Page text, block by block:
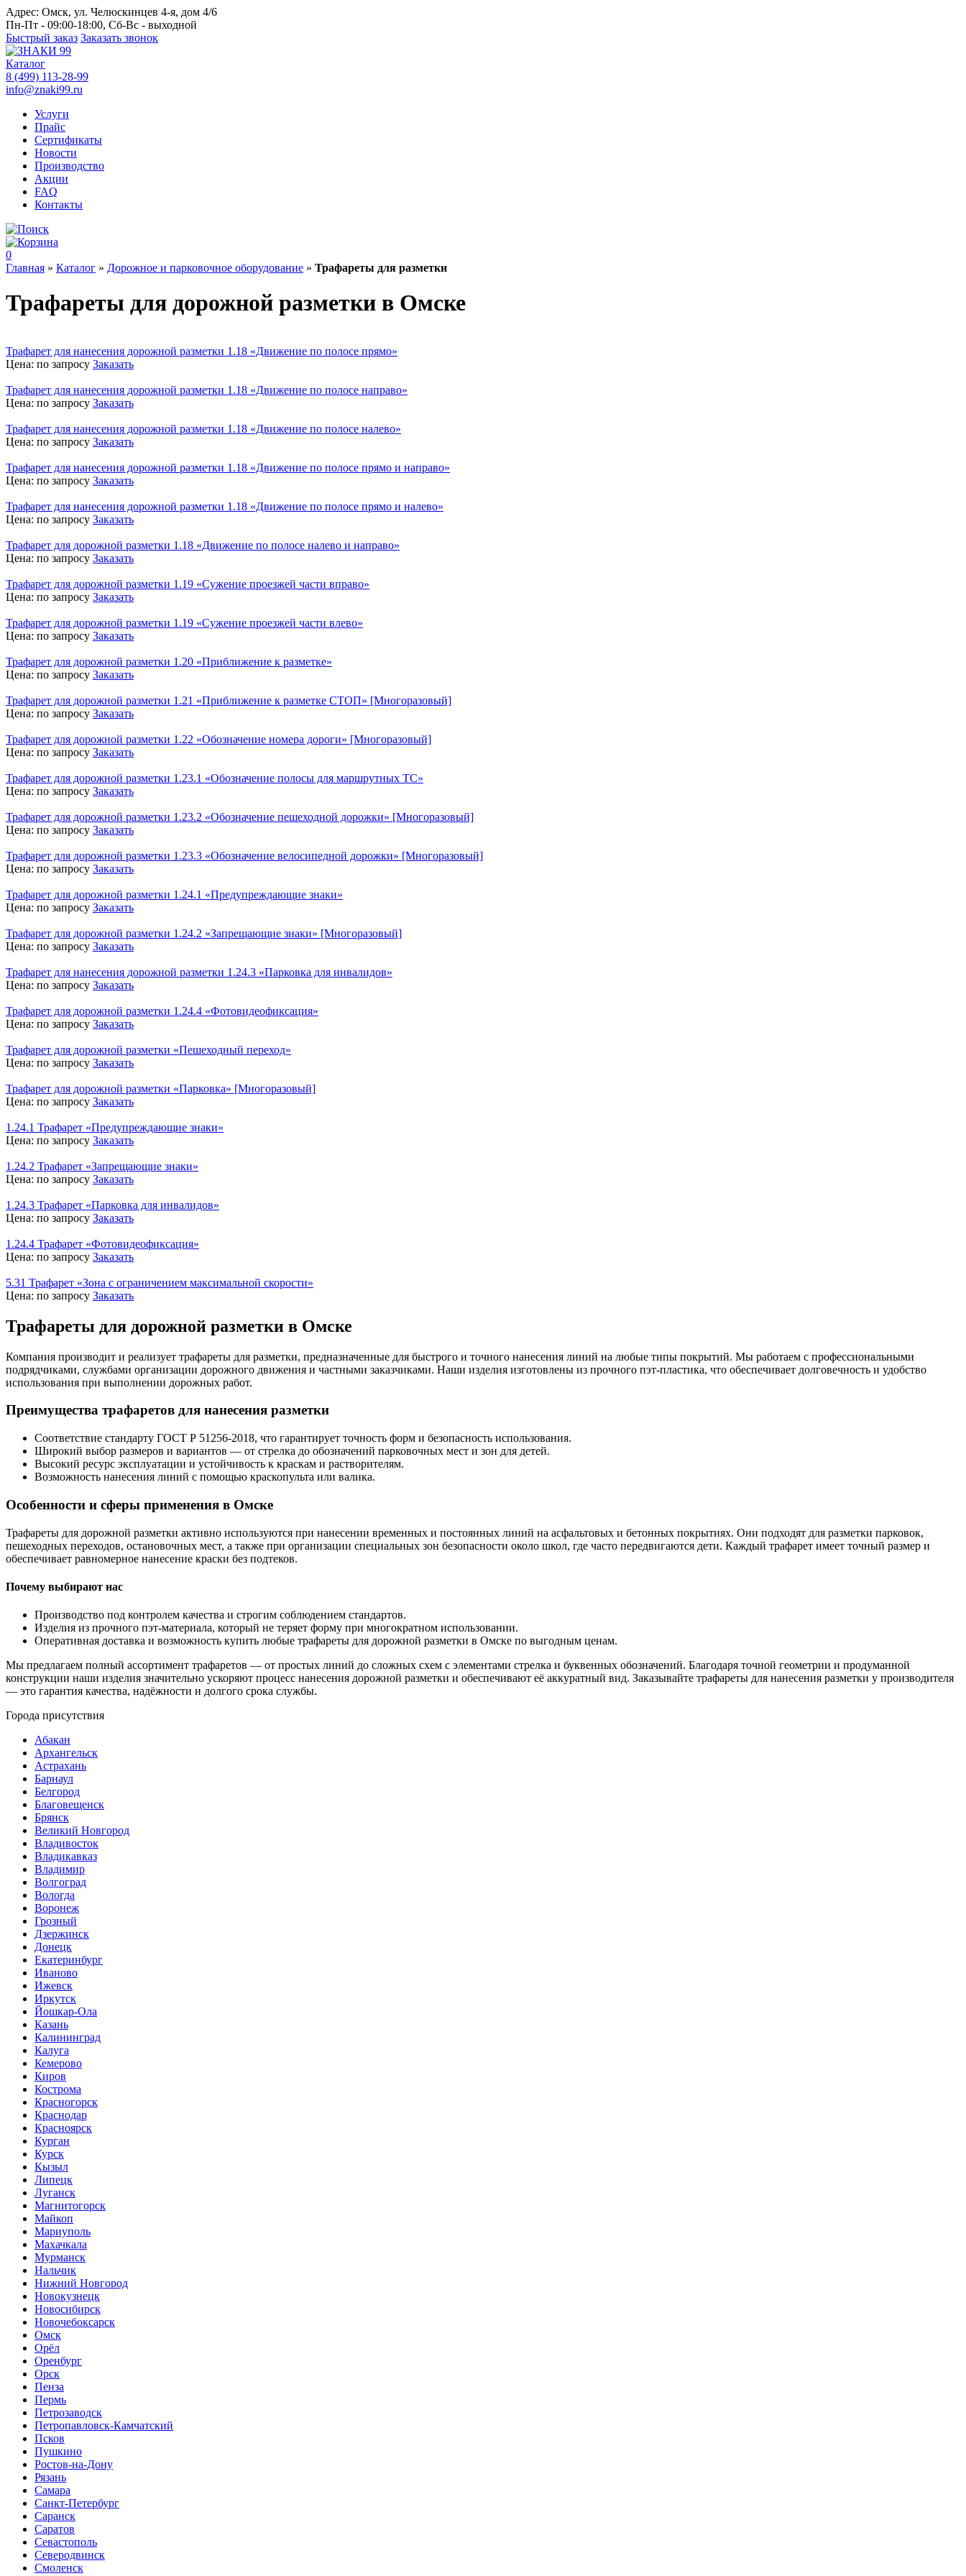
Адрес: Омск, ул. Челюскинцев 4-я, дом 4/6
Пн-Пт - 09:00-18:00, Сб-Вс - выходной
Быстрый заказ Заказать звонок
Каталог
8 (499) 113-28-99
info@znaki99.ru
Услуги
Прайс
Сертификаты
Новости
Производство
Акции
FAQ
Контакты
0
Главная » Каталог » Дорожное и парковочное оборудование » Трафареты для разметки
Трафареты для дорожной разметки в Омске
Трафарет для нанесения дорожной разметки 1.18 «Движение по полосе прямо»
Цена: по запросу Заказать
Трафарет для нанесения дорожной разметки 1.18 «Движение по полосе направо»
Цена: по запросу Заказать
Трафарет для нанесения дорожной разметки 1.18 «Движение по полосе налево»
Цена: по запросу Заказать
Трафарет для нанесения дорожной разметки 1.18 «Движение по полосе прямо и направо»
Цена: по запросу Заказать
Трафарет для нанесения дорожной разметки 1.18 «Движение по полосе прямо и налево»
Цена: по запросу Заказать
Трафарет для дорожной разметки 1.18 «Движение по полосе налево и направо»
Цена: по запросу Заказать
Трафарет для дорожной разметки 1.19 «Сужение проезжей части вправо»
Цена: по запросу Заказать
Трафарет для дорожной разметки 1.19 «Сужение проезжей части влево»
Цена: по запросу Заказать
Трафарет для дорожной разметки 1.20 «Приближение к разметке»
Цена: по запросу Заказать
Трафарет для дорожной разметки 1.21 «Приближение к разметке СТОП» [Многоразовый]
Цена: по запросу Заказать
Трафарет для дорожной разметки 1.22 «Обозначение номера дороги» [Многоразовый]
Цена: по запросу Заказать
Трафарет для дорожной разметки 1.23.1 «Обозначение полосы для маршрутных ТС»
Цена: по запросу Заказать
Трафарет для дорожной разметки 1.23.2 «Обозначение пешеходной дорожки» [Многоразовый]
Цена: по запросу Заказать
Трафарет для дорожной разметки 1.23.3 «Обозначение велосипедной дорожки» [Многоразовый]
Цена: по запросу Заказать
Трафарет для дорожной разметки 1.24.1 «Предупреждающие знаки»
Цена: по запросу Заказать
Трафарет для дорожной разметки 1.24.2 «Запрещающие знаки» [Многоразовый]
Цена: по запросу Заказать
Трафарет для нанесения дорожной разметки 1.24.3 «Парковка для инвалидов»
Цена: по запросу Заказать
Трафарет для дорожной разметки 1.24.4 «Фотовидеофиксация»
Цена: по запросу Заказать
Трафарет для дорожной разметки «Пешеходный переход»
Цена: по запросу Заказать
Трафарет для дорожной разметки «Парковка» [Многоразовый]
Цена: по запросу Заказать
1.24.1 Трафарет «Предупреждающие знаки»
Цена: по запросу Заказать
1.24.2 Трафарет «Запрещающие знаки»
Цена: по запросу Заказать
1.24.3 Трафарет «Парковка для инвалидов»
Цена: по запросу Заказать
1.24.4 Трафарет «Фотовидеофиксация»
Цена: по запросу Заказать
5.31 Трафарет «Зона с ограничением максимальной скорости»
Цена: по запросу Заказать
Трафареты для дорожной разметки в Омске
Компания производит и реализует трафареты для разметки, предназначенные для быстрого и точного нанесения линий на любые типы покрытий. Мы работаем с профессиональными
подрядчиками, службами организации дорожного движения и частными заказчиками. Наши изделия изготовлены из прочного пэт-пластика, что обеспечивает долговечность и удобство
использования при выполнении дорожных работ.
Преимущества трафаретов для нанесения разметки
Соответствие стандарту ГОСТ Р 51256-2018, что гарантирует точность форм и безопасность использования.
Широкий выбор размеров и вариантов — от стрелка до обозначений парковочных мест и зон для детей.
Высокий ресурс эксплуатации и устойчивость к краскам и растворителям.
Возможность нанесения линий с помощью краскопульта или валика.
Особенности и сферы применения в Омске
Трафареты для дорожной разметки активно используются при нанесении временных и постоянных линий на асфальтовых и бетонных покрытиях. Они подходят для разметки парковок,
пешеходных переходов, остановочных мест, а также при организации специальных зон безопасности около школ, где часто передвигаются дети. Каждый трафарет имеет точный размер и
обеспечивает равномерное нанесение краски без подтеков.
Почему выбирают нас
Производство под контролем качества и строгим соблюдением стандартов.
Изделия из прочного пэт-материала, который не теряет форму при многократном использовании.
Оперативная доставка и возможность купить любые трафареты для дорожной разметки в Омске по выгодным ценам.
Мы предлагаем полный ассортимент трафаретов — от простых линий до сложных схем с элементами стрелка и буквенных обозначений. Благодаря точной геометрии и продуманной
конструкции наши изделия значительно ускоряют процесс нанесения дорожной разметки и обеспечивают её аккуратный вид. Заказывайте трафареты для нанесения разметки у производителя
— это гарантия качества, надёжности и долгого срока службы.
Города присутствия
Абакан
Архангельск
Астрахань
Барнаул
Белгород
Благовещенск
Брянск
Великий Новгород
Владивосток
Владикавказ
Владимир
Волгоград
Вологда
Воронеж
Грозный
Дзержинск
Донецк
Екатеринбург
Иваново
Ижевск
Иркутск
Йошкар-Ола
Казань
Калининград
Калуга
Кемерово
Киров
Кострома
Красногорск
Краснодар
Красноярск
Курган
Курск
Кызыл
Липецк
Луганск
Магнитогорск
Майкоп
Мариуполь
Махачкала
Мурманск
Нальчик
Нижний Новгород
Новокузнецк
Новосибирск
Новочебоксарск
Омск
Орёл
Оренбург
Орск
Пенза
Пермь
Петрозаводск
Петропавловск-Камчатский
Псков
Пушкино
Ростов-на-Дону
Рязань
Самара
Санкт-Петербург
Саранск
Саратов
Севастополь
Северодвинск
Смоленск